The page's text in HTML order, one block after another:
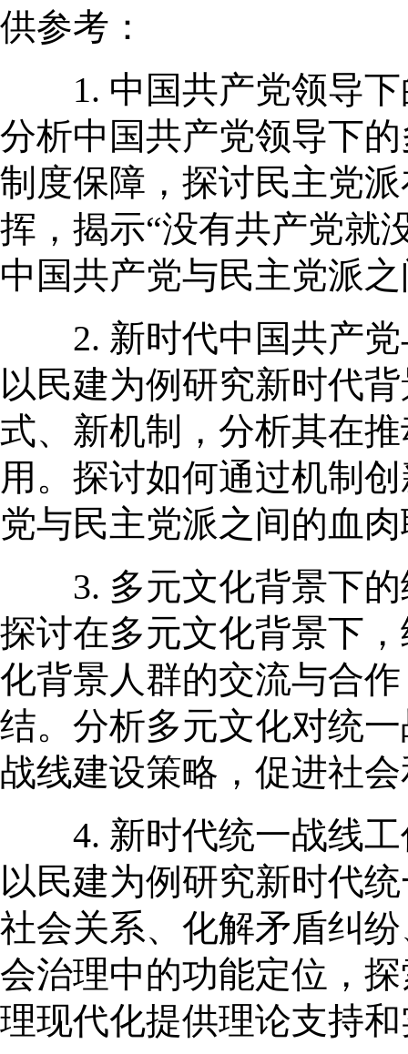
供参考：
1. 中国共产党领导下
分析中国共产党领导下
制度保障，探讨民主党
挥，揭示“没有共产党就
中国共产党与民主党派
2. 新时代中国共产党
以民建为例研究新时代
式、新机制，分析其在
用。探讨如何通过机制
党与民主党派之间的血
3. 多元文化背景下的
探讨在多元文化背景下
化背景人群的交流与合
结。分析多元文化对统
战线建设策略，促进社
4. 新时代统一战线工
以民建为例研究新时代
社会关系、化解矛盾纠
会治理中的功能定位，
理现代化提供理论支持